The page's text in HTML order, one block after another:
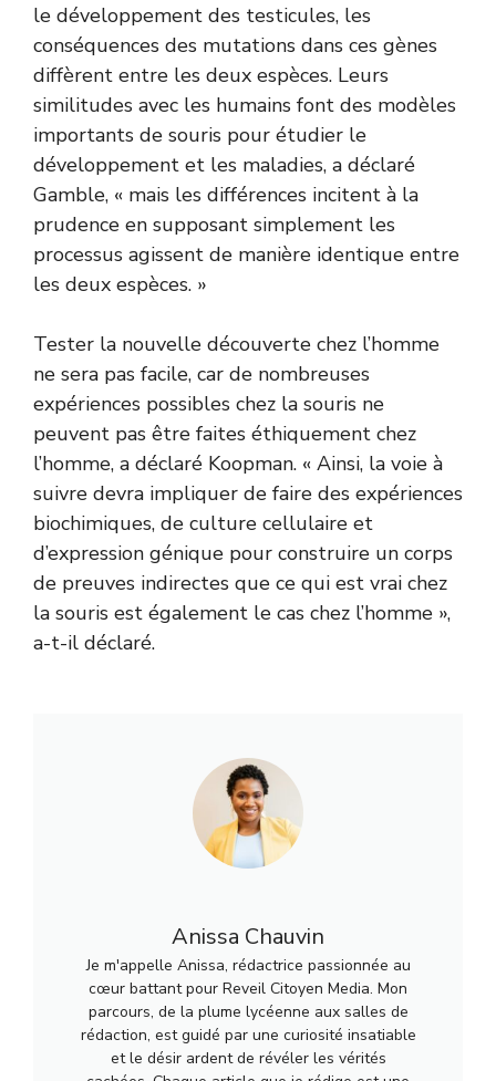
le développement des testicules, les
conséquences des mutations dans ces gènes
diffèrent entre les deux espèces. Leurs
similitudes avec les humains font des modèles
importants de souris pour étudier le
développement et les maladies, a déclaré
Gamble, « mais les différences incitent à la
prudence en supposant simplement les
processus agissent de manière identique entre
les deux espèces. »
Tester la nouvelle découverte chez l’homme
ne sera pas facile, car de nombreuses
expériences possibles chez la souris ne
peuvent pas être faites éthiquement chez
l’homme, a déclaré Koopman. « Ainsi, la voie à
suivre devra impliquer de faire des expériences
biochimiques, de culture cellulaire et
d’expression génique pour construire un corps
de preuves indirectes que ce qui est vrai chez
la souris est également le cas chez l’homme »,
a-t-il déclaré.
Anissa Chauvin
Je m'appelle Anissa, rédactrice passionnée au
cœur battant pour Reveil Citoyen Media. Mon
parcours, de la plume lycéenne aux salles de
rédaction, est guidé par une curiosité insatiable
et le désir ardent de révéler les vérités